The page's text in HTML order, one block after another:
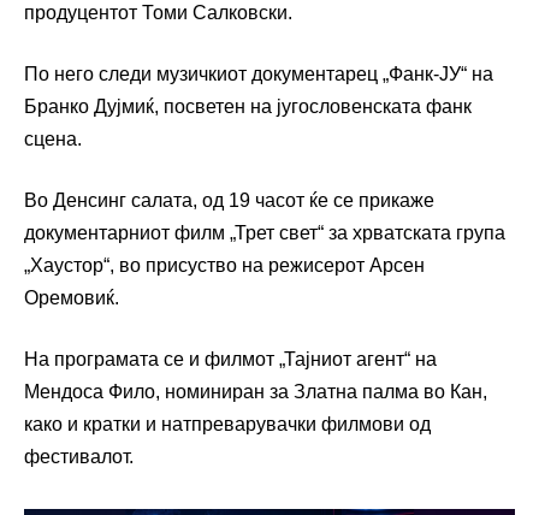
продуцентот Томи Салковски.
По него следи музичкиот документарец „Фанк-ЈУ“ на
Бранко Дујмиќ, посветен на југословенската фанк
сцена.
Во Денсинг салата, од 19 часот ќе се прикаже
документарниот филм „Трет свет“ за хрватската група
„Хаустор“, во присуство на режисерот Арсен
Оремовиќ.
На програмата се и филмот „Тајниот агент“ на
Мендоса Фило, номиниран за Златна палма во Кан,
како и кратки и натпреварувачки филмови од
фестивалот.